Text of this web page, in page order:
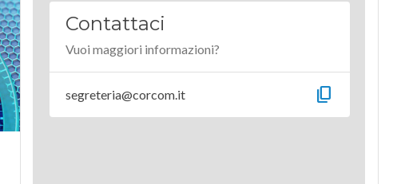
Contattaci
Vuoi maggiori informazioni?
segreteria@corcom.it content_copy